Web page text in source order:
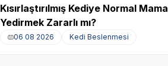
Kısırlaştırılmış Kediye Normal Mama
Yedirmek Zararlı mı?
06 08 2026 Kedi Beslenmesi